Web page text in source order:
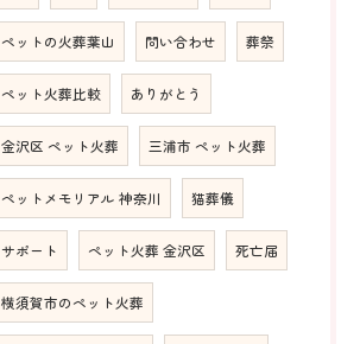
ペットの火葬葉山 問い合わせ 葬祭
ペット火葬比較 ありがとう
金沢区 ペット火葬 三浦市 ペット火葬
ペットメモリアル 神奈川 猫葬儀
サポート ペット火葬 金沢区 死亡届
横須賀市のペット火葬